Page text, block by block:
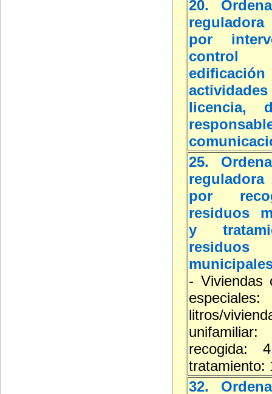
20.
por
licencia,
25.
por
residuos
y
- Viviendas
litros/
recogida:
tratamiento:
32.